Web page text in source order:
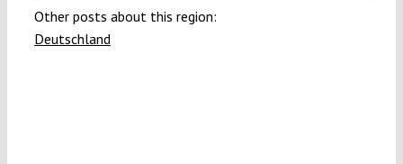
Other posts about this region:
Deutschland